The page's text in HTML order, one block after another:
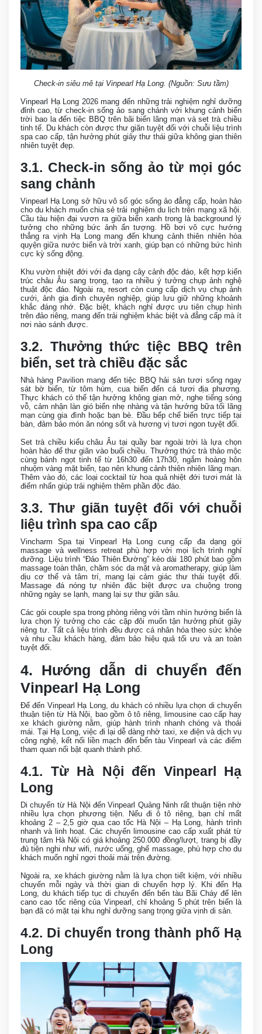
Check-in siêu mê tại Vinpearl Hạ Long. (Nguồn: Sưu tầm)
Vinpearl Hạ Long 2026 mang đến những trải nghiệm nghỉ dưỡng
đỉnh cao, từ check-in sống ảo sang chảnh với khung cảnh biển
trời bao la đến tiệc BBQ trên bãi biển lãng mạn và set trà chiều
tinh tế. Du khách còn được thư giãn tuyệt đối với chuỗi liệu trình
spa cao cấp, tận hưởng phút giây thư thái giữa không gian thiên
nhiên tuyệt đẹp.
3.1. Check-in sống ảo từ mọi góc
sang chảnh
Vinpearl Hạ Long sở hữu vô số góc sống ảo đẳng cấp, hoàn hảo
cho du khách muốn chia sẻ trải nghiệm du lịch trên mạng xã hội.
Cầu tàu hiện đại vươn ra giữa biển xanh trong là background lý
tưởng cho những bức ảnh ấn tượng. Hồ bơi vô cực hướng
thẳng ra vịnh Hạ Long mang đến khung cảnh thiên nhiên hòa
quyện giữa nước biển và trời xanh, giúp bạn có những bức hình
cực kỳ sống động.
Khu vườn nhiệt đới với đa dạng cây cảnh độc đáo, kết hợp kiến
trúc châu Âu sang trọng, tạo ra nhiều ý tưởng chụp ảnh nghệ
thuật độc đáo. Ngoài ra, resort còn cung cấp dịch vụ chụp ảnh
cưới, ảnh gia đình chuyên nghiệp, giúp lưu giữ những khoảnh
khắc đáng nhớ. Đặc biệt, khách nghỉ được ưu tiên chụp hình
trên đảo riêng, mang đến trải nghiệm khác biệt và đẳng cấp mà ít
nơi nào sánh được.
3.2. Thưởng thức tiệc BBQ trên
biển, set trà chiều đặc sắc
Nhà hàng Pavilion mang đến tiệc BBQ hải sản tươi sống ngay
sát bờ biển, từ tôm hùm, cua biển đến cá tươi địa phương.
Thực khách có thể tận hưởng không gian mở, nghe tiếng sóng
vỗ, cảm nhận làn gió biển nhẹ nhàng và tận hưởng bữa tối lãng
mạn cùng gia đình hoặc bạn bè. Đầu bếp chế biến trực tiếp tại
bàn, đảm bảo món ăn nóng sốt và hương vị tươi ngon tuyệt đối.
Set trà chiều kiểu châu Âu tại quầy bar ngoài trời là lựa chọn
hoàn hảo để thư giãn vào buổi chiều. Thưởng thức trà thảo mộc
cùng bánh ngọt tinh tế từ 16h30 đến 17h30, ngắm hoàng hôn
nhuộm vàng mặt biển, tạo nên khung cảnh thiên nhiên lãng mạn.
Thêm vào đó, các loại cocktail từ hoa quả nhiệt đới tươi mát là
điểm nhấn giúp trải nghiệm thêm phần độc đáo.
3.3. Thư giãn tuyệt đối với chuỗi
liệu trình spa cao cấp
Vincharm Spa tại Vinpearl Hạ Long cung cấp đa dạng gói
massage và wellness retreat phù hợp với mọi lịch trình nghỉ
dưỡng. Liệu trình “Đảo Thiên Đường” kéo dài 180 phút bao gồm
massage toàn thân, chăm sóc da mặt và aromatherapy, giúp làm
dịu cơ thể và tâm trí, mang lại cảm giác thư thái tuyệt đối.
Massage đá nóng tự nhiên đặc biệt được ưa chuộng trong
những ngày se lạnh, mang lại sự thư giãn sâu.
Các gói couple spa trong phòng riêng với tầm nhìn hướng biển là
lựa chọn lý tưởng cho các cặp đôi muốn tận hưởng phút giây
riêng tư. Tất cả liệu trình đều được cá nhân hóa theo sức khỏe
và nhu cầu khách hàng, đảm bảo hiệu quả tối ưu và an toàn
tuyệt đối.
4. Hướng dẫn di chuyển đến
Vinpearl Hạ Long
Để đến Vinpearl Hạ Long, du khách có nhiều lựa chọn di chuyển
thuận tiện từ Hà Nội, bao gồm ô tô riêng, limousine cao cấp hay
xe khách giường nằm, giúp hành trình nhanh chóng và thoải
mái. Tại Hạ Long, việc đi lại dễ dàng nhờ taxi, xe điện và dịch vụ
công nghệ, kết nối liền mạch đến bến tàu Vinpearl và các điểm
tham quan nổi bật quanh thành phố.
4.1. Từ Hà Nội đến Vinpearl Hạ
Long
Di chuyển từ Hà Nội đến Vinpearl Quảng Ninh rất thuận tiện nhờ
nhiều lựa chọn phương tiện. Nếu đi ô tô riêng, bạn chỉ mất
khoảng 2 – 2,5 giờ qua cao tốc Hà Nội – Hạ Long, hành trình
nhanh và linh hoạt. Các chuyến limousine cao cấp xuất phát từ
trung tâm Hà Nội có giá khoảng 250.000 đồng/lượt, trang bị đầy
đủ tiện nghi như wifi, nước uống, ghế massage, phù hợp cho du
khách muốn nghỉ ngơi thoải mái trên đường.
Ngoài ra, xe khách giường nằm là lựa chọn tiết kiệm, với nhiều
chuyến mỗi ngày và thời gian di chuyển hợp lý. Khi đến Hạ
Long, du khách tiếp tục di chuyển đến bến tàu Bãi Cháy để lên
cano cao tốc riêng của Vinpearl, chỉ khoảng 5 phút trên biển là
bạn đã có mặt tại khu nghỉ dưỡng sang trọng giữa vịnh di sản.
4.2. Di chuyển trong thành phố Hạ
Long